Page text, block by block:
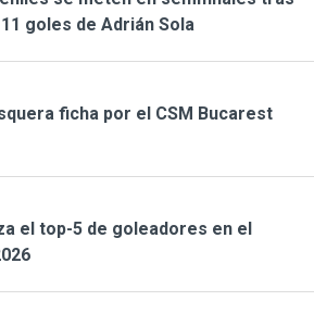
goles de Adrián Sola
ficha por el CSM Bucarest
el top-5 de goleadores en el